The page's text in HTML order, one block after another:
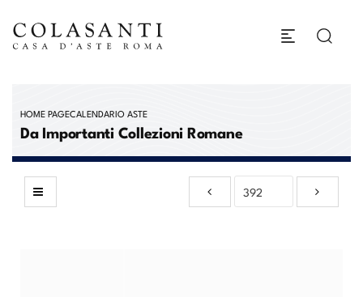
HOME PAGECALENDARIO ASTE
Da Importanti Collezioni Romane